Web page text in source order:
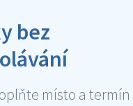
bez
místo a termín